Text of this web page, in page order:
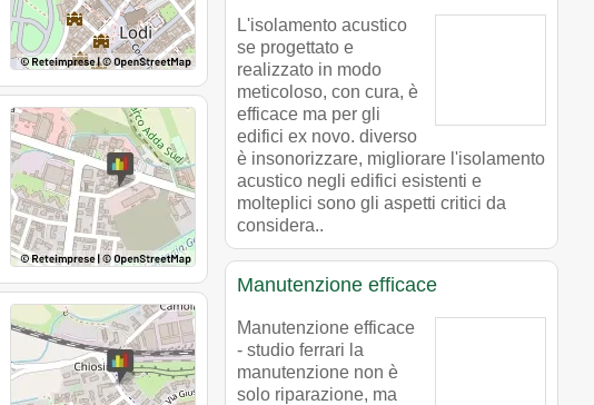
L'isolamento acustico
se progettato e
realizzato in modo
meticoloso, con cura, è
efficace ma per gli
edifici ex novo. diverso
è insonorizzare, migliorare l'isolamento
acustico negli edifici esistenti e
molteplici sono gli aspetti critici da
considera..
Manutenzione efficace
Manutenzione efficace
- studio ferrari la
manutenzione non è
solo riparazione, ma